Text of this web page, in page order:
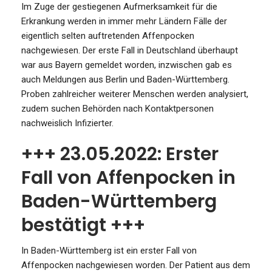
Im Zuge der gestiegenen Aufmerksamkeit für die
Erkrankung werden in immer mehr Ländern Fälle der
eigentlich selten auftretenden Affenpocken
nachgewiesen. Der erste Fall in Deutschland überhaupt
war aus Bayern gemeldet worden, inzwischen gab es
auch Meldungen aus Berlin und Baden-Württemberg.
Proben zahlreicher weiterer Menschen werden analysiert,
zudem suchen Behörden nach Kontaktpersonen
nachweislich Infizierter.
+++ 23.05.2022: Erster
Fall von Affenpocken in
Baden-Württemberg
bestätigt +++
In Baden-Württemberg ist ein erster Fall von
Affenpocken nachgewiesen worden. Der Patient aus dem